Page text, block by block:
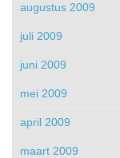
augustus 2009
juli 2009
juni 2009
mei 2009
april 2009
maart 2009